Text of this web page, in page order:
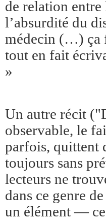
de relation
l’absurdité du
médecin (…) ça
tout en fait
»
Un autre récit
observable, le
parfois, quittent
toujours sans
lecteurs ne
dans ce genre
un élément —